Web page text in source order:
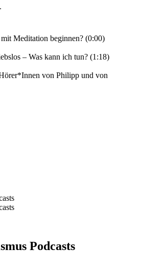
Meditation beginnen? (0:00)
– Was kann ich tun? (1:18)
von Philipp und von
Podcasts